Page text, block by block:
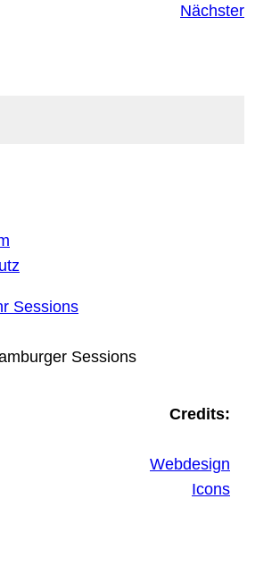
Nächster
Sessions
Sessions
Credits:
Webdesign
Icons